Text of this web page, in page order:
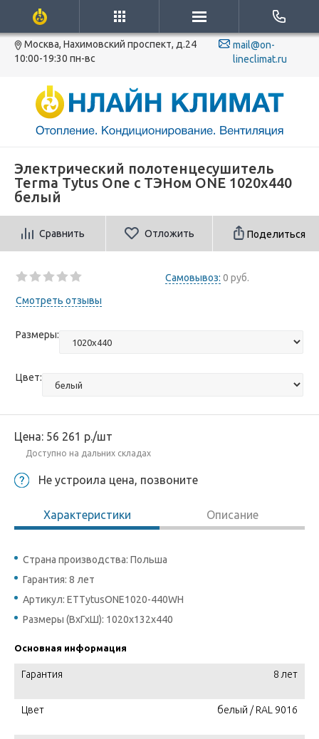
Москва, Нахимовский проспект, д.24
10:00-19:30 пн-вс
mail@on-
lineclimat.ru
Электрический полотенцесушитель
Terma Tytus One с ТЭНом ONE 1020x440
белый
Сравнить Отложить Поделиться
Самовывоз: 0 руб.
Смотреть отзывы
Размеры:
Цвет:
Цена: 56 261 р./шт
Доступно на дальних складах
Не устроила цена, позвоните
Характеристики Описание
Страна производства: Польша
Гарантия: 8 лет
Артикул: ETTytusONE1020-440WH
Размеры (ВхГхШ): 1020x132x440
Основная информация
Гарантия 8 лет
Цвет белый / RAL 9016